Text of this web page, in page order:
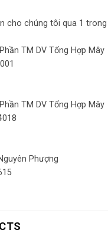
cho chúng tôi qua 1
TM DV Tổng Hợp Mây
TM DV Tổng Hợp Mây
Phượng